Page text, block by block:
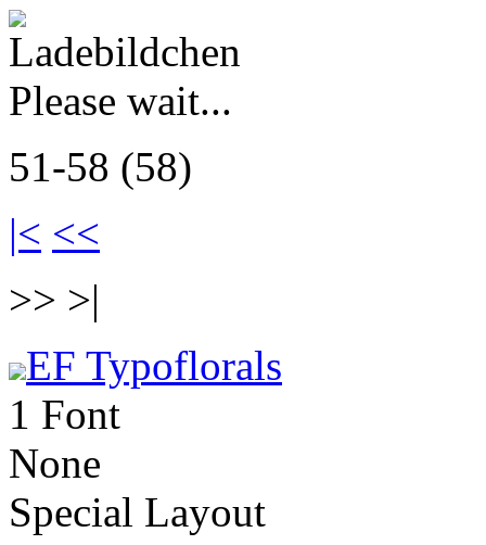
Please wait...
51-58 (58)
|< <<
>> >|
EF Typoflorals
1 Font
None
Special Layout